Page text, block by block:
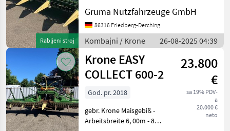
Rabljeni stroj
automatische
Schneidwerksführung
(Autocontour...) ________
reihenunabhängig für 10
Reihen, pas
Gruma Nutzfahrzeuge GmbH
86316 Friedberg-Derching
Kombajni / Krone 26-08-2025 04:39
Krone EASY
COLLECT 600-2
23.800
€
sa 19% PDV-
a
20.000 €
neto
God. pr. 2018
gebr. Krone Maisgebiß -
Arbeitsbreite 6, 00m - 8